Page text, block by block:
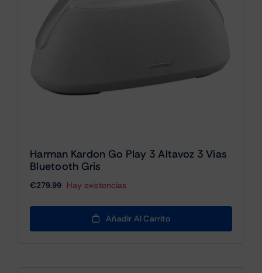
Harman Kardon Go Play 3 Altavoz 3 Vías
Bluetooth Gris
€279.99 Hay existencias
Añadir Al Carrito